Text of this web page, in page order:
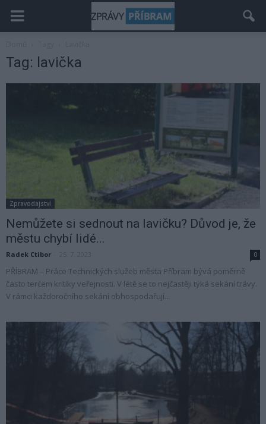
Tag: lavička
Zpravodajství
Nemůžete si sednout na lavičku? Důvod je, že
městu chybí lidé...
Radek Ctibor 0
PŘÍBRAM – Práce Technických služeb města Příbram bývá poměrně
často terčem kritiky veřejnosti. V létě se to nejčastěji týká sekání trávy.
V rámci každoročního sekání obhospodařují...